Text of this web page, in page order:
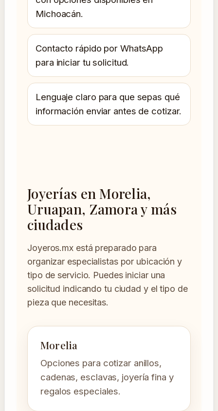
Michoacán.
Contacto rápido por WhatsApp
para iniciar tu solicitud.
Lenguaje claro para que sepas qué
información enviar antes de cotizar.
Joyerías en Morelia,
Uruapan, Zamora y más
ciudades
Joyeros.mx está preparado para
organizar especialistas por ubicación y
tipo de servicio. Puedes iniciar una
solicitud indicando tu ciudad y el tipo de
pieza que necesitas.
Morelia
Opciones para cotizar anillos,
cadenas, esclavas, joyería fina y
regalos especiales.